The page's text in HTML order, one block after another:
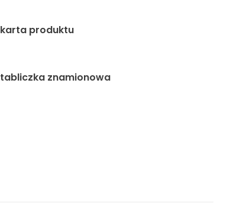
karta produktu
tabliczka znamionowa